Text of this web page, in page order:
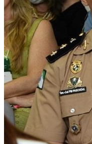
Da Vitória é
reeleição para